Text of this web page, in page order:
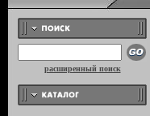
расширенный поиск